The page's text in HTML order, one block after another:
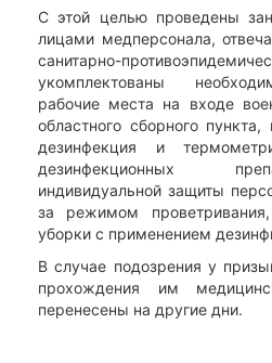
С этой целью проведены
лицами медперсонала,
санитарно-
укомплектованы
рабочие места на входе
областного сборного пункта,
дезинфекция и
дезинфекционных
индивидуальной защиты
за режимом
уборки с применением
В случае подозрения у
прохождения им
перенесены на другие дни.